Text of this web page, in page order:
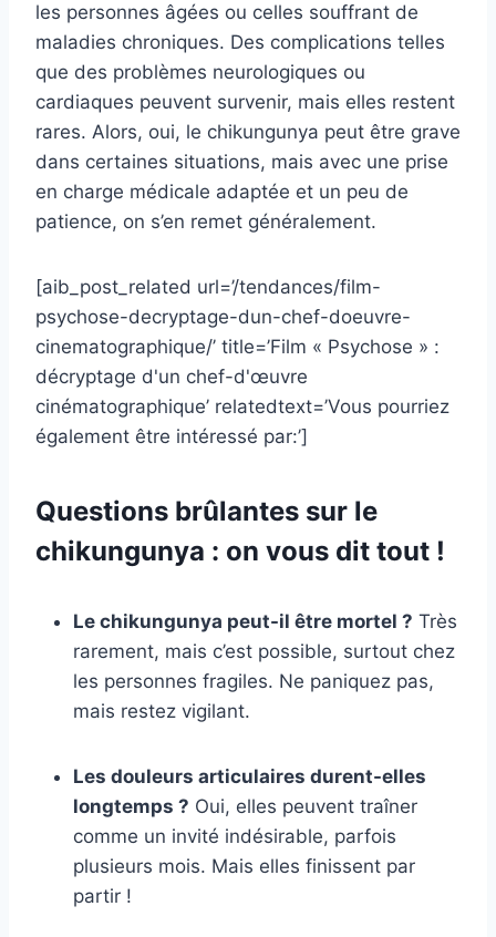
les personnes âgées ou celles souffrant de
maladies chroniques. Des complications telles
que des problèmes neurologiques ou
cardiaques peuvent survenir, mais elles restent
rares. Alors, oui, le chikungunya peut être grave
dans certaines situations, mais avec une prise
en charge médicale adaptée et un peu de
patience, on s’en remet généralement.
[aib_post_related url=’/tendances/film-
psychose-decryptage-dun-chef-doeuvre-
cinematographique/’ title=’Film « Psychose » :
décryptage d'un chef-d'œuvre
cinématographique’ relatedtext=’Vous pourriez
également être intéressé par:’]
Questions brûlantes sur le
chikungunya : on vous dit tout !
Le chikungunya peut-il être mortel ? Très
rarement, mais c’est possible, surtout chez
les personnes fragiles. Ne paniquez pas,
mais restez vigilant.
Les douleurs articulaires durent-elles
longtemps ? Oui, elles peuvent traîner
comme un invité indésirable, parfois
plusieurs mois. Mais elles finissent par
partir !